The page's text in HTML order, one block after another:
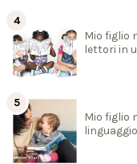
Mio figlio
lettori in
Mio figlio